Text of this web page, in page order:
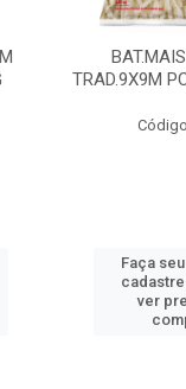
TRAD.9X9M
Faça
ver